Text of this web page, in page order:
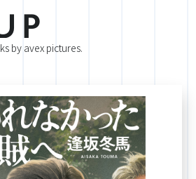
P
by avex pictures.